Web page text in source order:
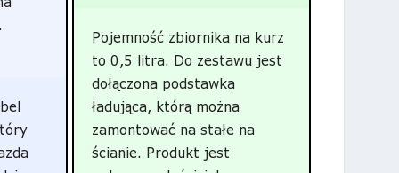
Pojemność zbiornika na kurz
to 0,5 litra. Do zestawu jest
dołączona podstawka
ładująca, którą można
zamontować na stałe na
ścianie. Produkt jest